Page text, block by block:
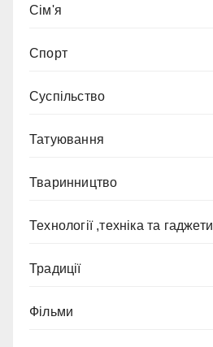
Сім'я
Спорт
Суспільство
Татуювання
Тваринництво
Технології ,техніка та гаджети
Традиції
Фільми